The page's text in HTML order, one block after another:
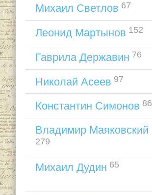
Михаил Светлов 67
Леонид Мартынов 152
Гаврила Державин 76
Николай Асеев 97
Константин Симонов 86
Владимир Маяковский
279
Михаил Дудин 65